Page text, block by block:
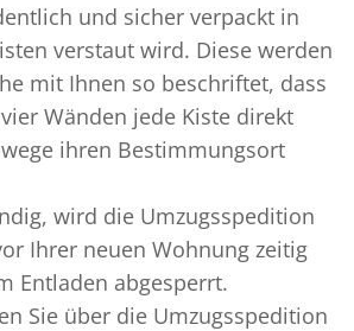
und sicher verpackt in
verstaut wird. Diese werden
mit Ihnen so beschriftet, dass
Wänden jede Kiste direkt
ihren Bestimmungsort
wird die Umzugsspedition
Ihrer neuen Wohnung zeitig
Entladen abgesperrt.
Sie über die Umzugsspedition